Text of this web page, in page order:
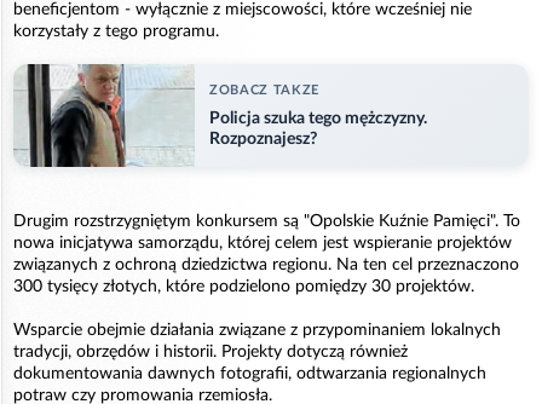
beneficjentom - wyłącznie z miejscowości, które wcześniej nie
korzystały z tego programu.
ZOBACZ TAKZE
Policja szuka tego mężczyzny.
Rozpoznajesz?
Drugim rozstrzygniętym konkursem są "Opolskie Kuźnie Pamięci". To
nowa inicjatywa samorządu, której celem jest wspieranie projektów
związanych z ochroną dziedzictwa regionu. Na ten cel przeznaczono
300 tysięcy złotych, które podzielono pomiędzy 30 projektów.
Wsparcie obejmie działania związane z przypominaniem lokalnych
tradycji, obrzędów i historii. Projekty dotyczą również
dokumentowania dawnych fotografii, odtwarzania regionalnych
potraw czy promowania rzemiosła.